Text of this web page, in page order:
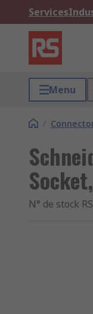
Services
Menu
/
N° de stock RS